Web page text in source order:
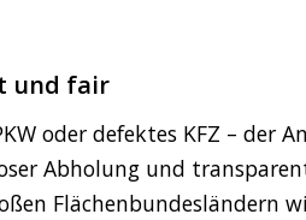
und fair
oder defektes KFZ –
Abholung und
Flächenbundesländern